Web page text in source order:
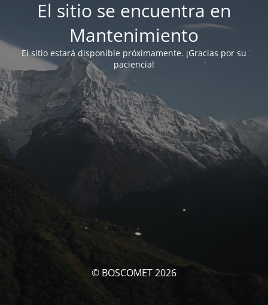
El sitio se encuentra en
Mantenimiento
El sitio estará disponible próximamente. ¡Gracias por su
paciencia!
© BOSCOMET 2026